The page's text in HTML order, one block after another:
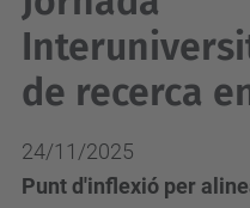
de recerca
24/11/2025
Punt d'inflexió per